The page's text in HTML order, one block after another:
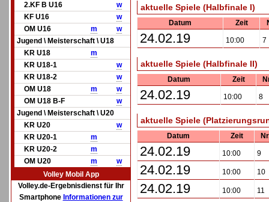
2.KF B U16
w
KF U16
w
OM U16
m
w
Jugend \ Meisterschaft \ U18
KR U18
m
KR U18-1
w
KR U18-2
w
OM U18
m
w
OM U18 B-F
w
Jugend \ Meisterschaft \ U20
KR U20
w
KR U20-1
m
KR U20-2
m
OM U20
m
w
Volley Mobil App
Volley.de-Ergebnisdienst für Ihr
Smartphone Informationen zur
aktuelle Spiele (Halbfinale I)
Datum Zeit
24.02.19 10:00 7
aktuelle Spiele (Halbfinale II)
Datum Zeit
24.02.19 10:00 8
aktuelle Spiele
Datum Zeit
24.02.19 10:00 9
24.02.19 10:00 10
24.02.19 10:00 11